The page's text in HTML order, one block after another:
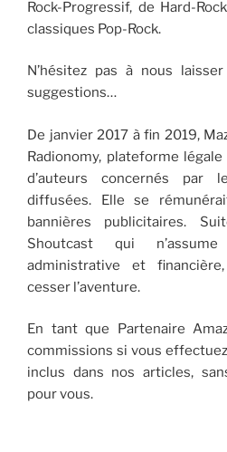
Rock-Progressif, de Hard-
classiques Pop-Rock.
N’hésitez pas à nous
suggestions…
De janvier 2017 à fin 2019,
Radionomy, plateforme
d’auteurs concernés par
diffusées. Elle se
bannières publicitaires.
Shoutcast qui
administrative et
cesser l’aventure.
En tant que Partenaire
commissions si vous
inclus dans nos articles,
pour vous.